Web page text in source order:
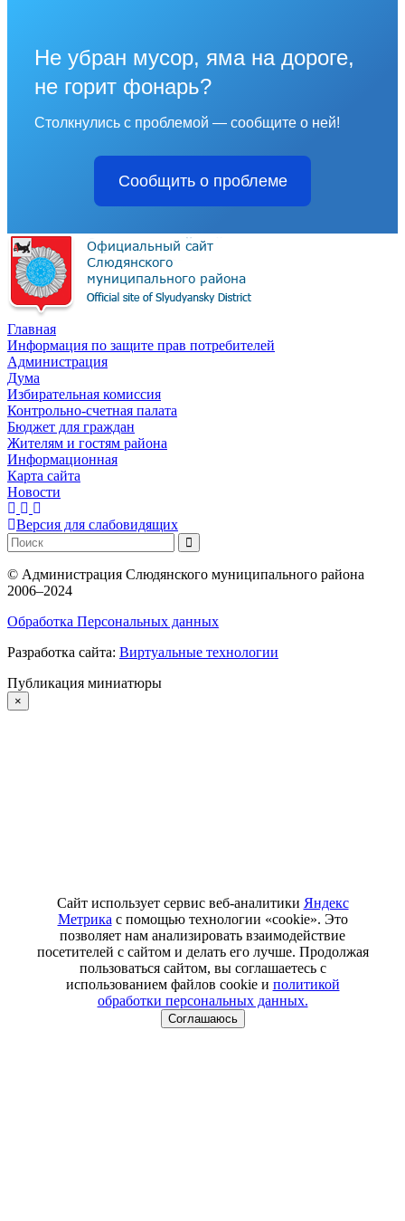
Не убран мусор, яма на дороге,
не горит фонарь?
Столкнулись с проблемой — сообщите о ней!
Сообщить о проблеме
Главная
Информация по защите прав потребителей
Администрация
Дума
Избирательная комиссия
Контрольно-счетная палата
Бюджет для граждан
Жителям и гостям района
Информационная
Карта сайта
Новости
Версия для слабовидящих
© Администрация Слюдянского муниципального района
2006–2024
Обработка Персональных данных
Разработка сайта: Виртуальные технологии
Публикация миниатюры
×
Сайт использует сервис веб-аналитики Яндекс
Метрика с помощью технологии «cookie». Это
позволяет нам анализировать взаимодействие
посетителей с сайтом и делать его лучше. Продолжая
пользоваться сайтом, вы соглашаетесь с
использованием файлов cookie и политикой
обработки персональных данных.
Соглашаюсь